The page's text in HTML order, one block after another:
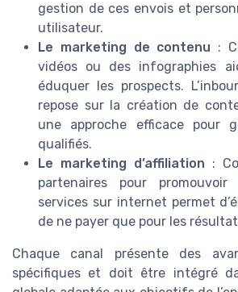
gestion de ces envois et
utilisateur.
Le marketing de contenu :
vidéos ou des infographies
éduquer les prospects.
repose sur la création de
une approche efficace pour
qualifiés.
Le marketing d’affiliation :
partenaires pour
services sur internet permet
de ne payer que pour les
Chaque canal présente des
spécifiques et doit être intégré